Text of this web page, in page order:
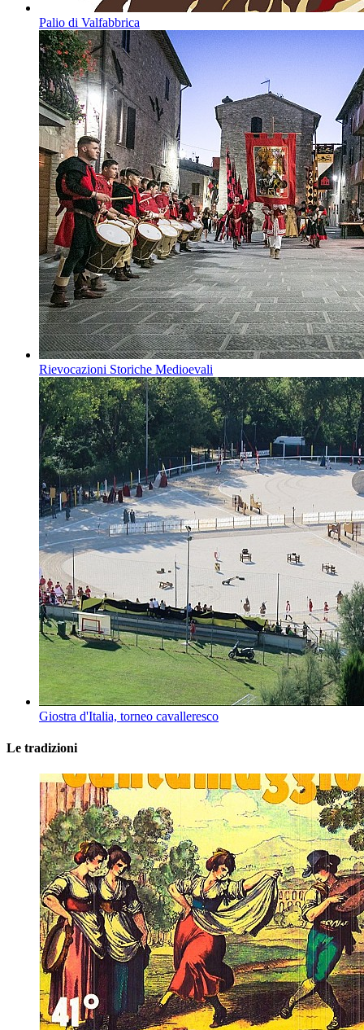
Palio di Valfabbrica
Rievocazioni Storiche Medioevali
Giostra d'Italia, torneo cavalleresco
Le tradizioni